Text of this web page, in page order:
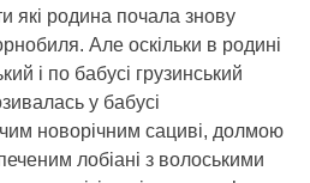
які родина почала знову
Але оскільки в родині
і по бабусі грузинський
у бабусі
новорічним сациві, долмою
лобіані з волоськими